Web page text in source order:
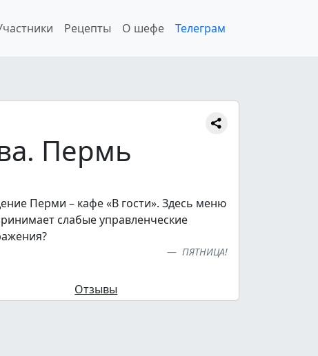
Рецепты О шефе Телеграм
Пермь
Перми – кафе «В гости». Здесь меню
слабые управленческие
ПЯТНИЦА!
Отзывы